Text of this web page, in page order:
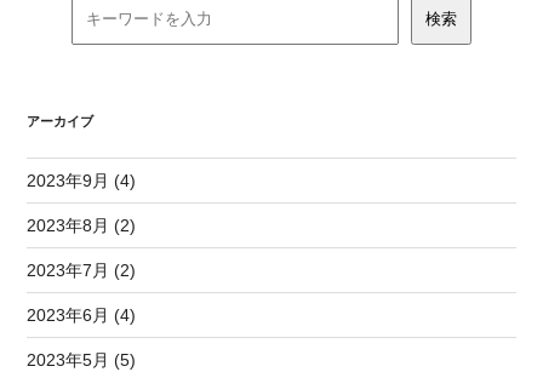
アーカイブ
2023年9月 (4)
2023年8月 (2)
2023年7月 (2)
2023年6月 (4)
2023年5月 (5)